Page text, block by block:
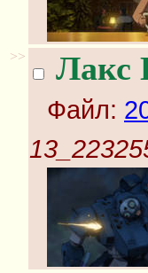
>> Лакс
Файл: